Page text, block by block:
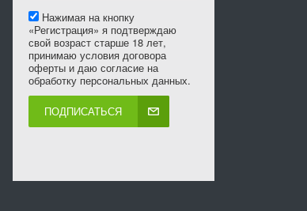
Нажимая на кнопку
«Регистрация» я подтверждаю
свой возраст старше 18 лет,
принимаю условия договора
оферты и даю согласие на
обработку персональных данных.
ПОДПИСАТЬСЯ